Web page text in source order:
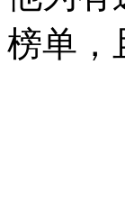
榜单，